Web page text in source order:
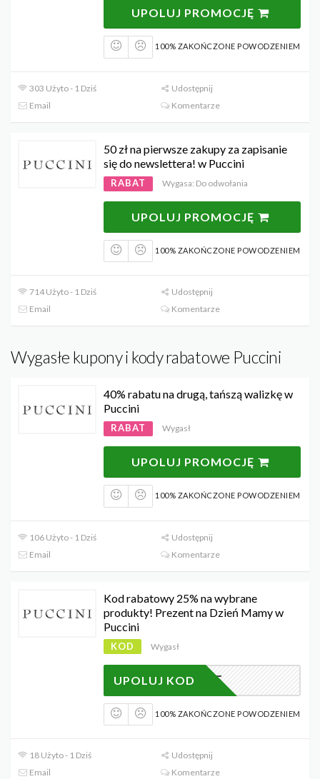
UPOLUJ PROMOCJĘ
100% ZAKOŃCZONE POWODZENIEM
303 Użyto - 1 Dziś
Udostępnij
Email
Komentarze
50 zł na pierwsze zakupy za zapisanie
się do newslettera! w Puccini
RABAT Wygasa: Do odwołania
UPOLUJ PROMOCJĘ
100% ZAKOŃCZONE POWODZENIEM
714 Użyto - 1 Dziś
Udostępnij
Email
Komentarze
Wygasłe kupony i kody rabatowe Puccini
40% rabatu na drugą, tańszą walizkę w
Puccini
RABAT Wygasł
UPOLUJ PROMOCJĘ
100% ZAKOŃCZONE POWODZENIEM
106 Użyto - 1 Dziś
Udostępnij
Email
Komentarze
Kod rabatowy 25% na wybrane
produkty! Prezent na Dzień Mamy w
Puccini
KOD Wygasł
DM25
UPOLUJ KOD
100% ZAKOŃCZONE POWODZENIEM
18 Użyto - 1 Dziś
Udostępnij
Email
Komentarze